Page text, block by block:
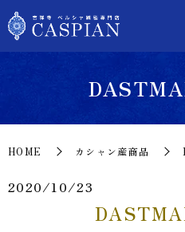
HOME カシャン産商品
2020/10/23